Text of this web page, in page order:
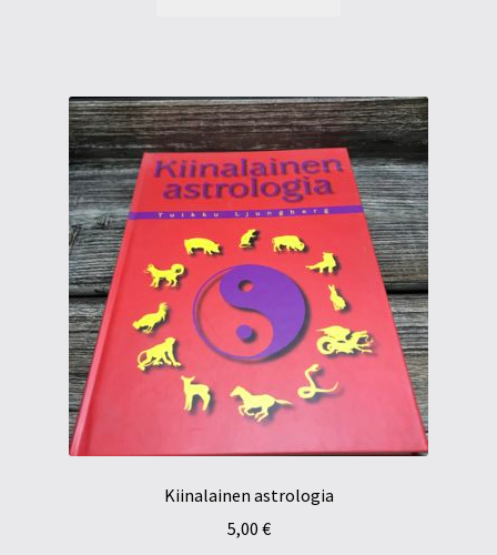
Kiinalainen astrologia
5,00 €